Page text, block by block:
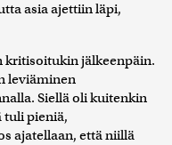
asia ajettiin läpi,
kritisoitukin jälkeenpäin.
leviäminen
Siellä oli kuitenkin
tuli pieniä,
ajatellaan, että niillä